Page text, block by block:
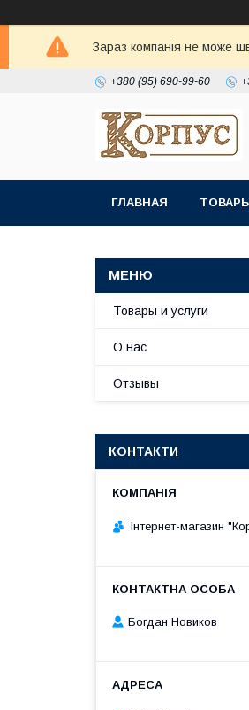
Зараз компанія не може
+380 (95) 690-99-60
ГЛАВНАЯ
Товары и услуги
О нас
Отзывы
КОНТАКТИ
Інтернет-магазин
Богдан Новиков